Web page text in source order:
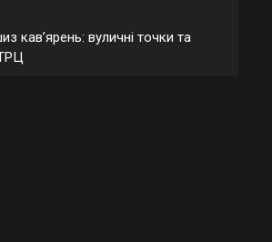
кавʼярень: вуличні точки та